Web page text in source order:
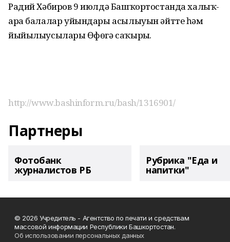
Радий Хәбиров 9 июлдә Башҡортостанда халыҡ-
ара балалар уйындары асылыуын әйтте һәм
йыйылыусыларҙы Өфөгә саҡырҙы.
http://www.bashinform.ru/bash/1316901/
Партнеры
Фотобанк
журналистов РБ
Рубрика "Еда и
напитки"
© 2026 Учредитель - Агентство по печати и средствам
массовой информации Республики Башкортостан.
Об использовании персональных данных